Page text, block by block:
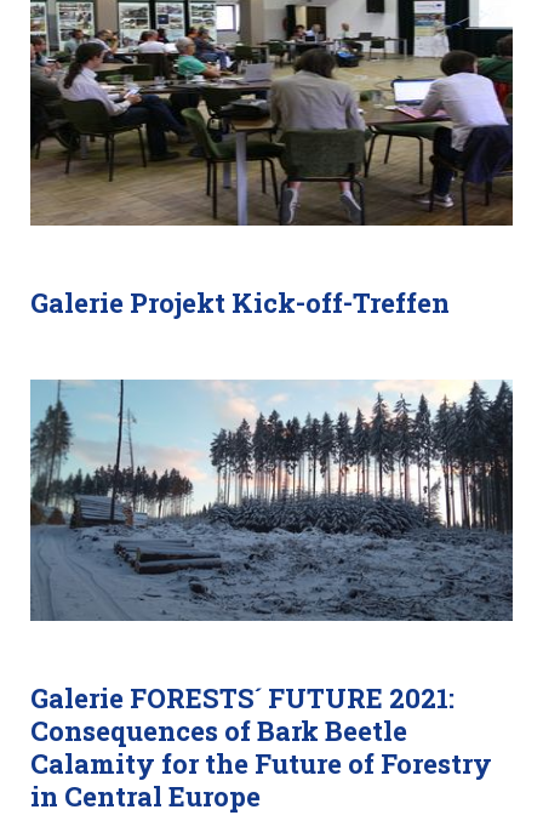
Galerie Projekt Kick-off-Treffen
Galerie FORESTS´ FUTURE 2021:
Consequences of Bark Beetle
Calamity for the Future of Forestry
in Central Europe